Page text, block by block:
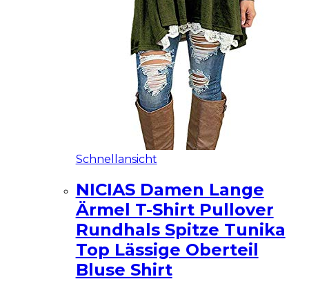
Schnellansicht
NICIAS Damen Lange
Ärmel T-Shirt Pullover
Rundhals Spitze Tunika
Top Lässige Oberteil
Bluse Shirt